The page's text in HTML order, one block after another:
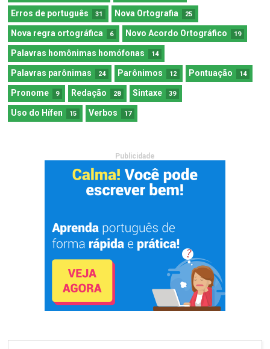
Erros de português 31 Nova Ortografia 25
Nova regra ortográfica 6 Novo Acordo Ortográfico 19
Palavras homônimas homófonas 14
Palavras parônimas 24 Parônimos 12 Pontuação 14
Pronome 9 Redação 28 Sintaxe 39
Uso do Hífen 15 Verbos 17
Publicidade